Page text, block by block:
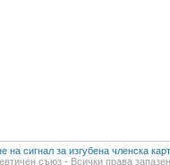
на сигнал за изгубена членска
съюз - Всички права